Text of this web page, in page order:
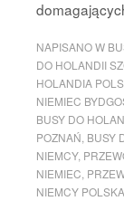
NAPISANO W
DO HOLANDII
HOLANDIA
NIEMIEC
BUSY DO
POZNAŃ, BUSY
NIEMCY,
NIEMIEC,
NIEMCY POLSKA